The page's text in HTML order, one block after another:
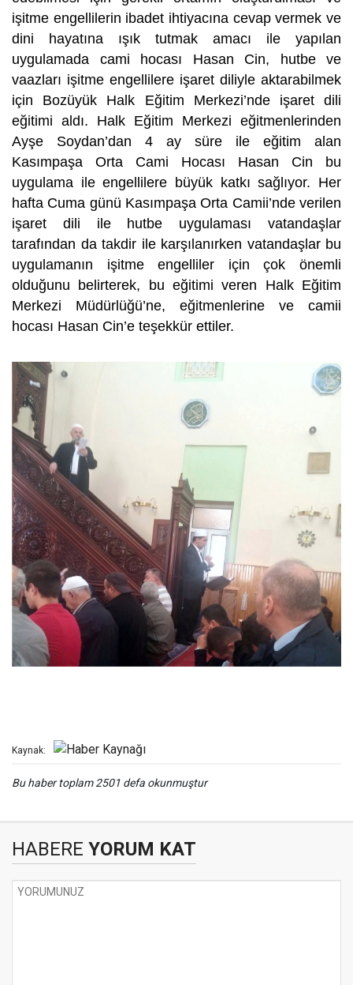
işitme engellilerin ibadet ihtiyacına cevap vermek ve
dini hayatına ışık tutmak amacı ile yapılan
uygulamada cami hocası Hasan Cin, hutbe ve
vaazları işitme engellilere işaret diliyle aktarabilmek
için Bozüyük Halk Eğitim Merkezi’nde işaret dili
eğitimi aldı. Halk Eğitim Merkezi eğitmenlerinden
Ayşe Soydan’dan 4 ay süre ile eğitim alan
Kasımpaşa Orta Cami Hocası Hasan Cin bu
uygulama ile engellilere büyük katkı sağlıyor. Her
hafta Cuma günü Kasımpaşa Orta Camii’nde verilen
işaret dili ile hutbe uygulaması vatandaşlar
tarafından da takdir ile karşılanırken vatandaşlar bu
uygulamanın işitme engelliler için çok önemli
olduğunu belirterek, bu eğitimi veren Halk Eğitim
Merkezi Müdürlüğü’ne, eğitmenlerine ve camii
hocası Hasan Cin’e teşekkür ettiler.
Kaynak:
Bu haber toplam 2501 defa okunmuştur
HABERE YORUM KAT